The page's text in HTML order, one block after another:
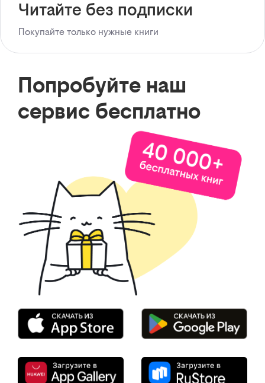
Читайте без подписки
Покупайте только нужные книги
Попробуйте наш
сервис бесплатно